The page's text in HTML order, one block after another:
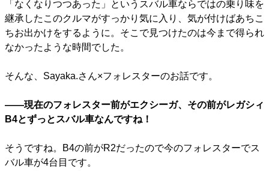
「なくなりつつあった」というスバル車ならではの乗り味を
継承したこのクルマがすっかり気に入り、気が付けばあちこ
ちお出かけをするように。そこで見つけたのは今まで得られ
なかったような時間でした。
そんな、Sayaka.さん×フォレスターのお話です。
――現在のフォレスター前がエクシーガ、その前がレガシィ
B4とずっとスバル車なんですね！
そうですね。B4の前がR2だったので今のフォレスターでス
バル車が4台目です。